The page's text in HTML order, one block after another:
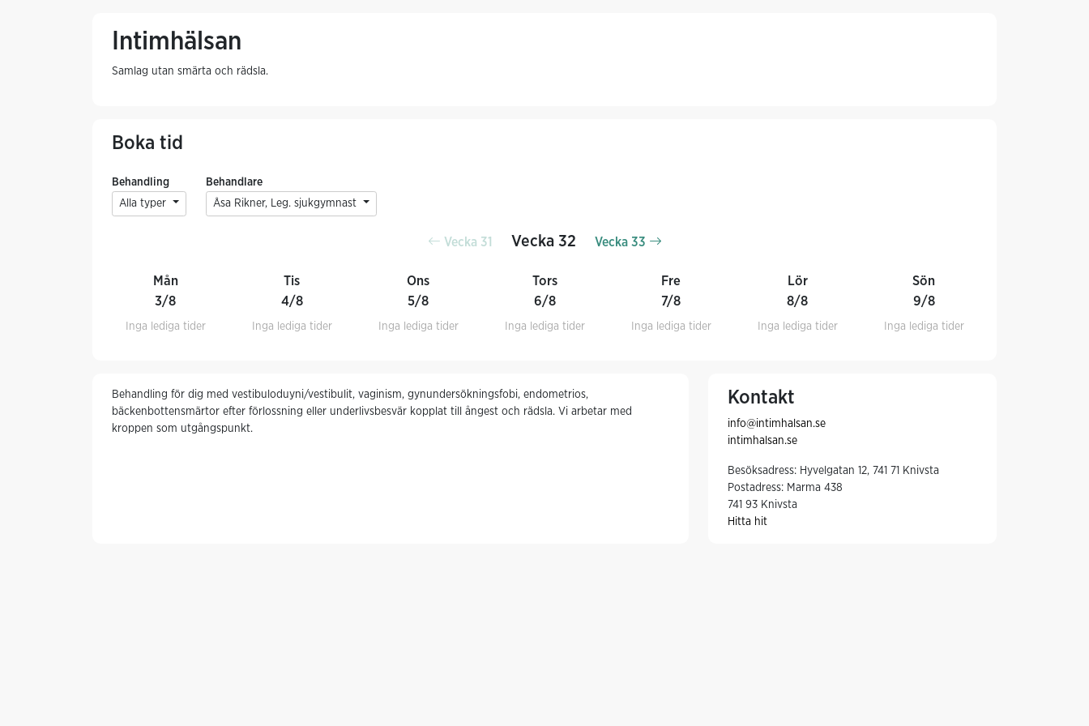
Intimhälsan
Samlag utan smärta och rädsla.
Boka tid
Behandling
Alla typer
Behandlare
Åsa Rikner, Leg. sjukgymnast
Vecka 31 Vecka 32 Vecka 33
Mån
3/8
Tis
4/8
Ons
5/8
Tors
6/8
Fre
7/8
Lör
8/8
Sön
9/8
Inga lediga tider Inga lediga tider Inga lediga tider Inga lediga tider Inga lediga tider Inga lediga tider Inga lediga tider
Behandling för dig med vestibuloduyni/vestibulit, vaginism, gynundersökningsfobi, endometrios,
bäckenbottensmärtor efter förlossning eller underlivsbesvär kopplat till ångest och rädsla. Vi arbetar med
kroppen som utgångspunkt.
Kontakt
info@intimhalsan.se
intimhalsan.se
Besöksadress: Hyvelgatan 12, 741 71 Knivsta
Postadress: Marma 438
741 93 Knivsta
Hitta hit